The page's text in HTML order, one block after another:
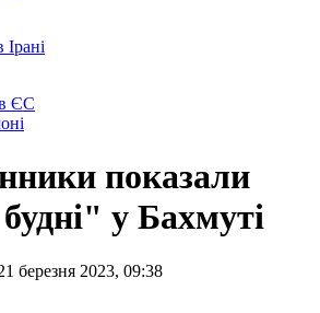
Ірані
ЄС
показали
у Бахмуті
березня 2023, 09:38